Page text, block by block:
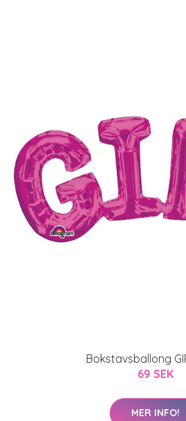
Bokstavsballong
69 SEK
MER INFO!